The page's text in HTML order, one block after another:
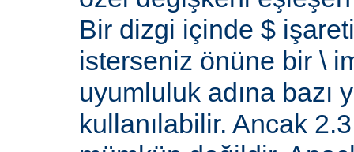
Bir dizgi içinde $
isterseniz önüne bir \
uyumluluk adına
kullanılabilir. Ancak